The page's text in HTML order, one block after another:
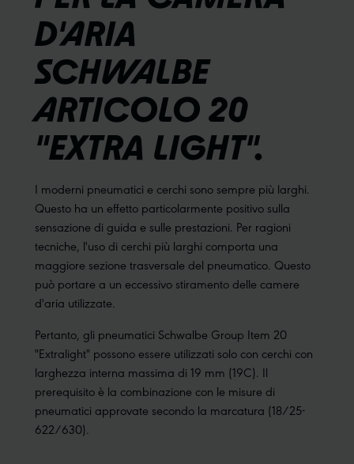
D'ARIA
SCHWALBE
ARTICOLO 20
"EXTRA LIGHT".
I moderni pneumatici e cerchi sono sempre più larghi.
Questo ha un effetto particolarmente positivo sulla
sensazione di guida e sulle prestazioni. Per ragioni
tecniche, l'uso di cerchi più larghi comporta una
maggiore sezione trasversale del pneumatico. Questo
può portare a un eccessivo stiramento delle camere
d'aria utilizzate.
Pertanto, gli pneumatici Schwalbe Group Item 20
"Extralight" possono essere utilizzati solo con cerchi con
larghezza interna massima di 19 mm (19C). Il
prerequisito è la combinazione con le misure di
pneumatici approvate secondo la marcatura (18/25-
622/630).